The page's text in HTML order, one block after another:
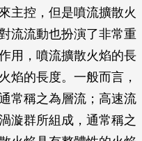
主控，但是噴流擴散火
流流動也扮演了非常重
用，噴流擴散火焰的長
焰的長度。一般而言，
常稱之為層流；高速流
漩群所組成，通常稱之